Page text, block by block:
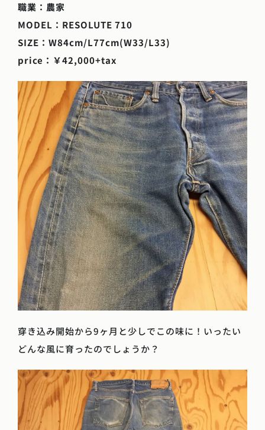
職業：農家
MODEL：RESOLUTE 710
SIZE：W84cm/L77cm(W33/L33)
price：￥42,000+tax
穿き込み開始から9ヶ月と少しでこの味に！いったい
どんな風に育ったのでしょうか？